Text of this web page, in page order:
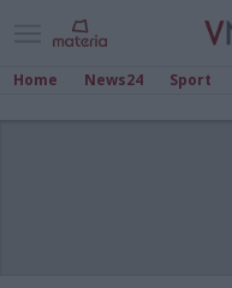
Home News24 Sport